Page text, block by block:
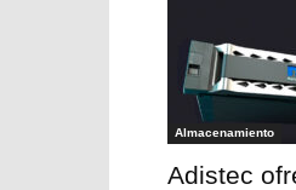
Almacenamiento
Adistec